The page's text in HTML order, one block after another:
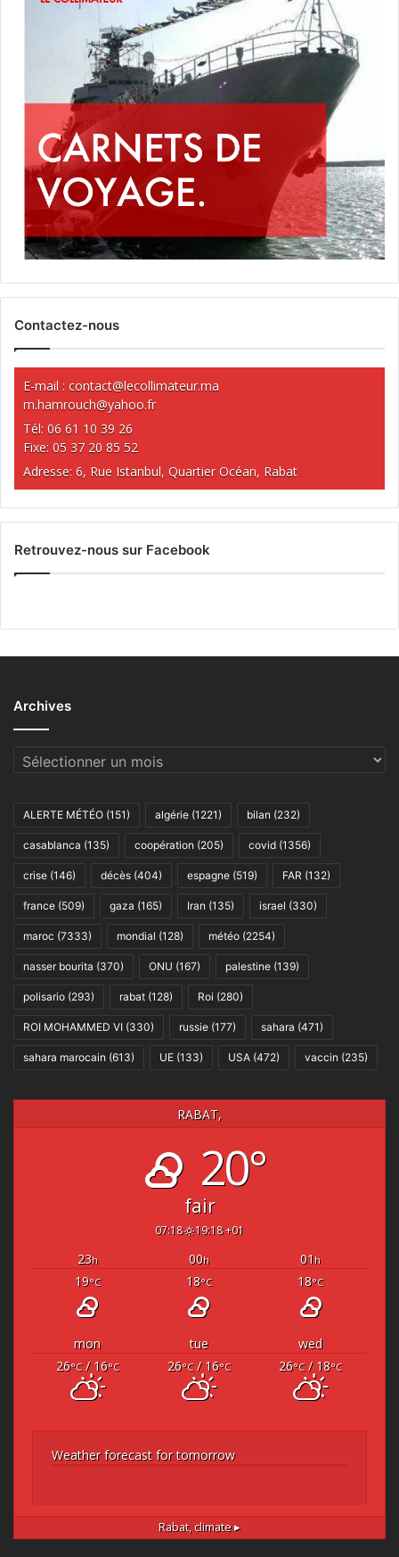
Contactez-nous
E-mail : contact@lecollimateur.ma
m.hamrouch@yahoo.fr
Tél: 06 61 10 39 26
Fixe: 05 37 20 85 52
Adresse: 6, Rue Istanbul, Quartier Océan, Rabat
Retrouvez-nous sur Facebook
Archives
Archives
ALERTE MÉTÉO (151) algérie (1221) bilan (232)
casablanca (135) coopération (205) covid (1356)
crise (146) décès (404) espagne (519) FAR (132)
france (509) gaza (165) Iran (135) israel (330)
maroc (7333) mondial (128) météo (2254)
nasser bourita (370) ONU (167) palestine (139)
polisario (293) rabat (128) Roi (280)
ROI MOHAMMED VI (330) russie (177) sahara (471)
sahara marocain (613) UE (133) USA (472) vaccin (235)
RABAT,
20°
fair
07:18 19:18 +01
23h 00h 01 h
19°C 18°C 18°C
mon tue
wed
26°C/ 16°C 26°C/ 16°C 26°C/ 18°C
Weather forecast for tomorrow
Rabat, climate ▸